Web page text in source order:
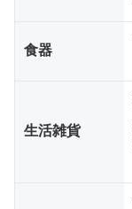
食器
生活雑貨